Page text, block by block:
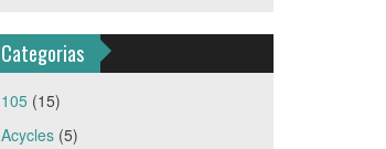
Categorias
105(15)
Acycles(5)